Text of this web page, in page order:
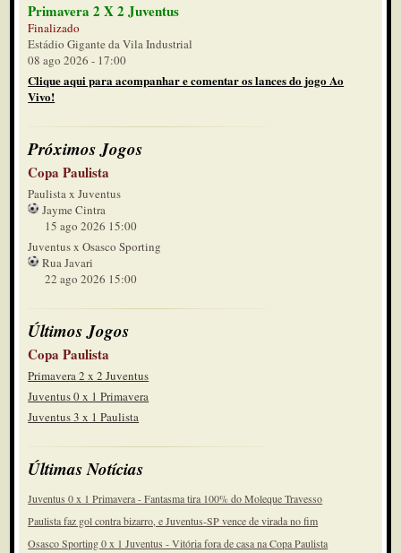
Primavera 2 X 2 Juventus
Finalizado
Estádio Gigante da Vila Industrial
08 ago 2026 - 17:00
Clique aqui para acompanhar e comentar os lances do jogo Ao
Vivo!
Próximos Jogos
Copa Paulista
Paulista x Juventus
Jayme Cintra
15 ago 2026 15:00
Juventus x Osasco Sporting
Rua Javari
22 ago 2026 15:00
Últimos Jogos
Copa Paulista
Primavera 2 x 2 Juventus
Juventus 0 x 1 Primavera
Juventus 3 x 1 Paulista
Últimas Notícias
Juventus 0 x 1 Primavera - Fantasma tira 100% do Moleque Travesso
Paulista faz gol contra bizarro, e Juventus-SP vence de virada no fim
Osasco Sporting 0 x 1 Juventus - Vitória fora de casa na Copa Paulista